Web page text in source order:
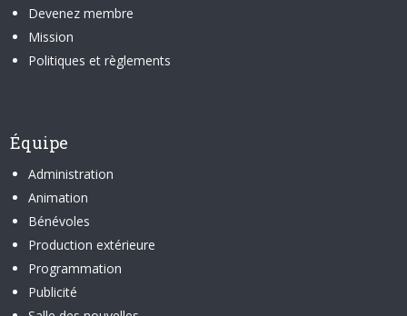
Devenez membre
Mission
Politiques et règlements
Équipe
Administration
Animation
Bénévoles
Production extérieure
Programmation
Publicité